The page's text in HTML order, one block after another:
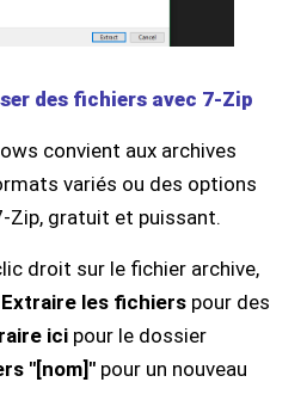
des fichiers avec 7-Zip
convient aux archives
variés ou des options
Zip, gratuit et puissant.
droit sur le fichier archive,
Extraire les fichiers pour des
ici pour le dossier
"[nom]" pour un nouveau